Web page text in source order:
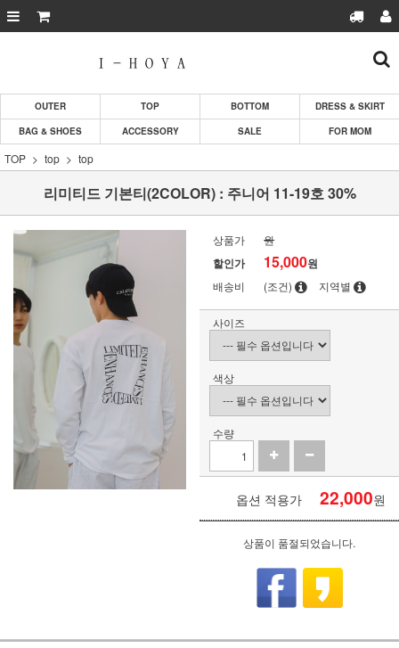
OUTER TOP BOTTOM
DRESS & SKIRT
BAG & SHOES
ACCESSORY SALE FOR MOM
TOP top top
리미티드 기본티(2COLOR) : 주니어 11-19호 30%
상품가 원
할인가 15,000원
배송비 (조건) 지역별
사이즈
색상
수량
옵션 적용가 22,000원
상품이 품절되었습니다.